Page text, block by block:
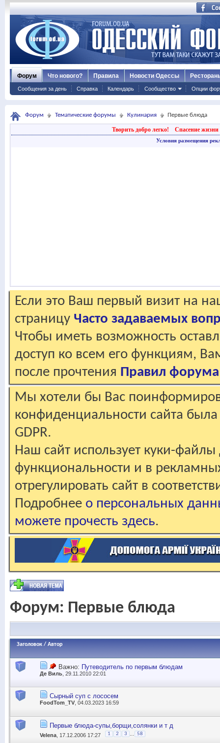
Форум
Сообщения за день Справка Календарь Сообщество Опции
Что нового? Правила Новости Одессы
Форум Тематические форумы Кулинария Первые блюда
Творить добро легко! Спасение жизни
Условия размещения
Если это Ваш первый визит на
страницу Часто задаваемых
Чтобы иметь возможность
доступ ко всем его функциям,
после прочтения Правил форума
Мы хотели бы Вас
конфиденциальности сайта
GDPR.
Наш сайт использует куки-файлы
функциональности и в
отрегулировать сайт в
Подробнее о персональных
можете прочесть здесь.
Форум: Первые блюда
Заголовок / Автор
Важно: Путеводитель по первым блюдам
Де Виль , 29.11.2010 22:01
Сырный суп с лососем
FoodTom_TV, 04.03.2023 16:59
Первые блюда-супы,борщи,солянки и т д
Velena , 17.12.2006 17:27 1 2 3 58